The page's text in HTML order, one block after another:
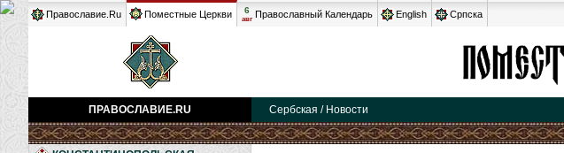
Православие.Ru Поместные Церкви 6
авг Православный Календарь English Српска
ПРАВОСЛАВИЕ.RU Сербская / Новости